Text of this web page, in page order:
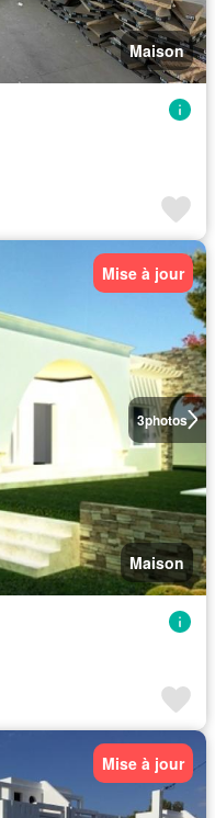
Maison
3photos
Mise à jour
Maison
Mise à jour